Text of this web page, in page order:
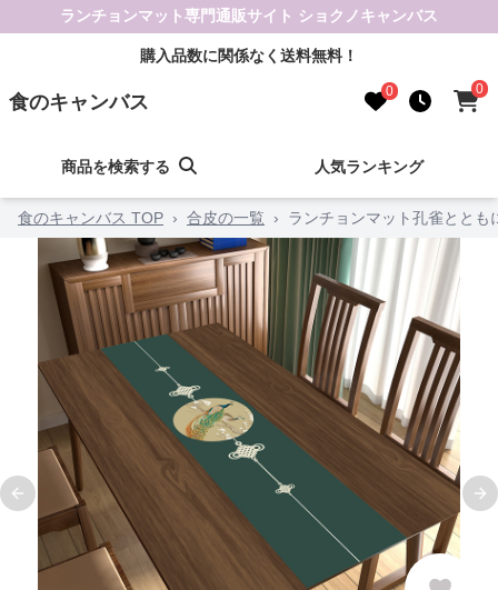
ランチョンマット専門通販サイト ショクノキャンバス
購入品数に関係なく送料無料！
食のキャンバス 0 0
商品を検索する 人気ランキング
食のキャンバス TOP › 合皮の一覧 › ランチョンマット孔雀とと
Previous slide